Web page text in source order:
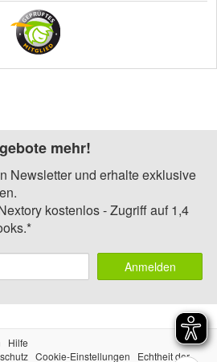
mehr!
Newsletter und erhalte exklusive
kostenlos - Zugriff auf 1,4
Anmelden
Hilfe
Cookie-Einstellungen Echtheit der